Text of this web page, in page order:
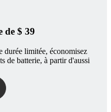
de $ 39
durée limitée, économisez
de batterie, à partir d'aussi